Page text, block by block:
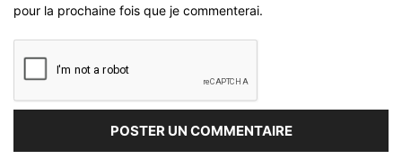
pour la prochaine fois que je commenterai.